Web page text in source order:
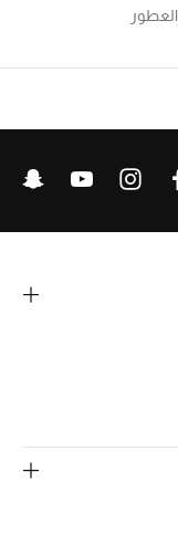
العطور